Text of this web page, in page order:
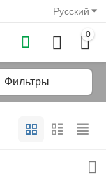
Русский
0
Фильтры